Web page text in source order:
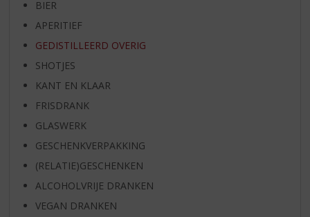
BIER
APERITIEF
GEDISTILLEERD OVERIG
SHOTJES
KANT EN KLAAR
FRISDRANK
GLASWERK
GESCHENKVERPAKKING
(RELATIE)GESCHENKEN
ALCOHOLVRIJE DRANKEN
VEGAN DRANKEN